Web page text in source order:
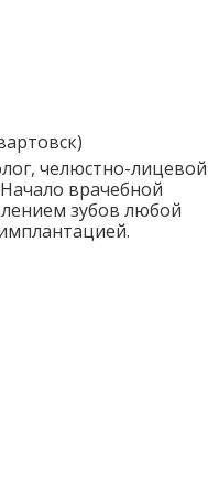
челюстно-лицевой
врачебной
зубов любой